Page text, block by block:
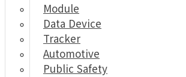
Module
Data Device
Tracker
Automotive
Public Safety